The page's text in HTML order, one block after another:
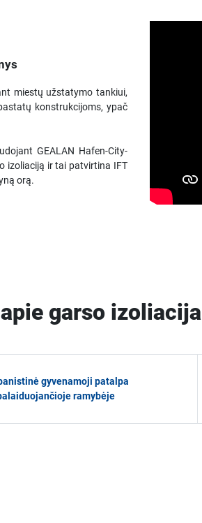
miestų užstatymo tankiui,
konstrukcijoms, ypač
GEALAN Hafen-City-
izoliaciją ir tai patvirtina IFT
orą.
garso izoliacija
gyvenamoji patalpa
ramybėje